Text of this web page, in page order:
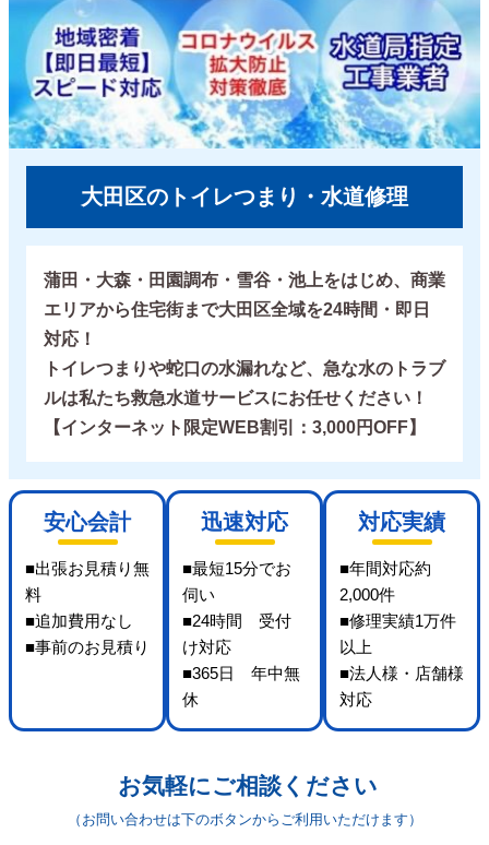
大田区のトイレつまり・水道修理
蒲田・大森・田園調布・雪谷・池上をはじめ、商業
エリアから住宅街まで大田区全域を24時間・即日
対応！
トイレつまりや蛇口の水漏れなど、急な水のトラブ
ルは私たち救急水道サービスにお任せください！
【インターネット限定WEB割引：3,000円OFF】
安心会計
■出張お見積り無
料
■追加費用なし
■事前のお見積り
迅速対応
■最短15分でお
伺い
■24時間 受付
け対応
■365日 年中無
休
対応実績
■年間対応約
2,000件
■修理実績1万件
以上
■法人様・店舗様
対応
お気軽にご相談ください
（お問い合わせは下のボタンからご利用いただけます）